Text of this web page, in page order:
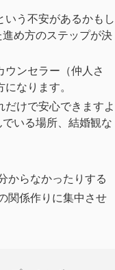
いう不安があるかもし
め方のステップが決
ンセラー（仲人さ
なります。
だけで安心できますよ
いる場所、結婚観な
からなかったりする
関係作りに集中させ